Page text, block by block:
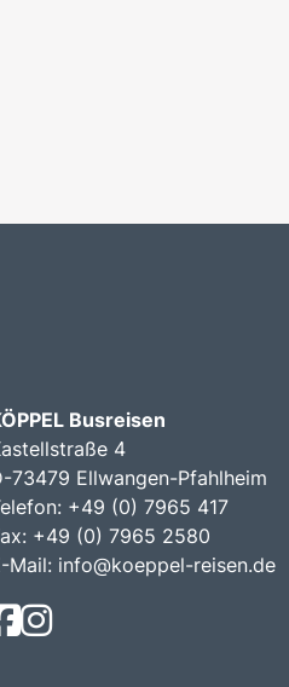
Busreisen
4
73479 Ellwangen-Pfahlheim
+49 (0) 7965 417
+49 (0) 7965 2580
Mail: info@koeppel-reisen.de